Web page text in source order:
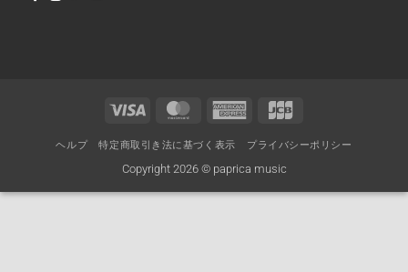
Visa MasterCard American
ヘルプ 特定商取引き法に基づく表示 プライバシーポリシー
Copyright 2026 © paprica music